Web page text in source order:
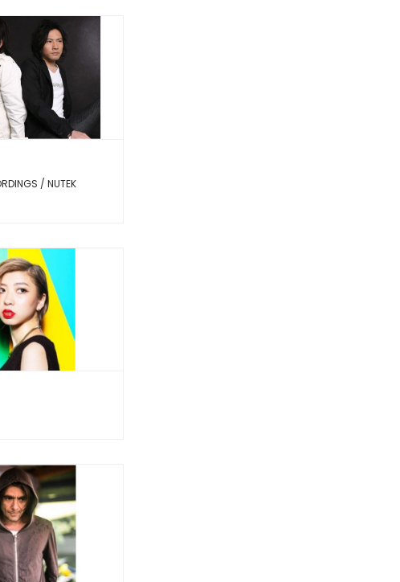
/ NUTEK